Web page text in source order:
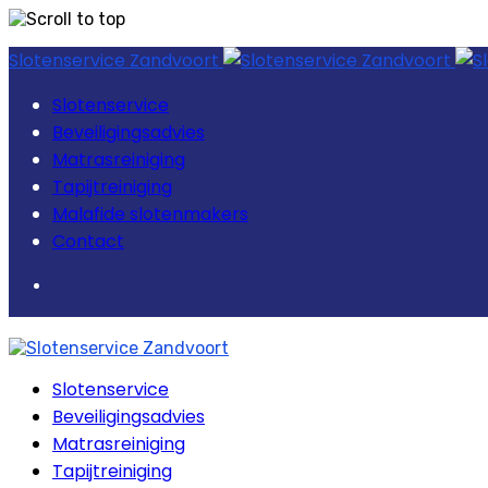
Skip
content
Slotenservice Zandvoort
Slotenservice
Beveiligingsadvies
Matrasreiniging
Tapijtreiniging
Malafide slotenmakers
Contact
Slotenservice
Beveiligingsadvies
Matrasreiniging
Tapijtreiniging